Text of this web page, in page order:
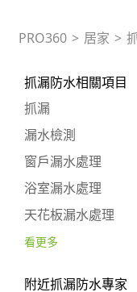
PRO360 > 居家 >
抓漏防水相關項目
抓漏
漏水檢測
窗戶漏水處理
浴室漏水處理
天花板漏水處理
看更多
附近抓漏防水專家